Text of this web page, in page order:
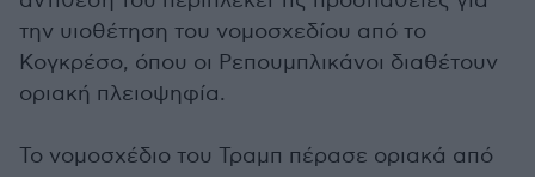
την υιοθέτηση του νομοσχεδίου από το
Κογκρέσο, όπου οι Ρεπουμπλικάνοι διαθέτουν
οριακή πλειοψηφία.
Το νομοσχέδιο του Τραμπ πέρασε οριακά από